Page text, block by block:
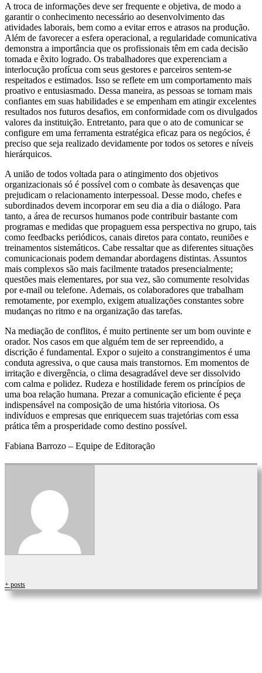
A troca de informações deve ser frequente e objetiva, de modo a
garantir o conhecimento necessário ao desenvolvimento das
atividades laborais, bem como a evitar erros e atrasos na produção.
Além de favorecer a esfera operacional, a regularidade comunicativa
demonstra a importância que os profissionais têm em cada decisão
tomada e êxito logrado. Os trabalhadores que experenciam a
interlocução profícua com seus gestores e parceiros sentem-se
respeitados e estimados. Isso se reflete em um comportamento mais
proativo e entusiasmado. Dessa maneira, as pessoas se tornam mais
confiantes em suas habilidades e se empenham em atingir excelentes
resultados nos futuros desafios, em conformidade com os divulgados
valores da instituição. Entretanto, para que o ato de comunicar se
configure em uma ferramenta estratégica eficaz para os negócios, é
preciso que seja realizado devidamente por todos os setores e níveis
hierárquicos.
A união de todos voltada para o atingimento dos objetivos
organizacionais só é possível com o combate às desavenças que
prejudicam o relacionamento interpessoal. Desse modo, chefes e
subordinados devem incorporar em seu dia a dia o diálogo. Para
tanto, a área de recursos humanos pode contribuir bastante com
programas e medidas que propaguem essa perspectiva no grupo, tais
como feedbacks periódicos, canais diretos para contato, reuniões e
treinamentos sistemáticos. Cabe ressaltar que as diferentes situações
comunicacionais podem demandar abordagens distintas. Assuntos
mais complexos são mais facilmente tratados presencialmente;
questões mais elementares, por sua vez, são comumente resolvidas
por e-mail ou telefone. Ademais, os colaboradores que trabalham
remotamente, por exemplo, exigem atualizações constantes sobre
mudanças no ritmo e na organização das tarefas.
Na mediação de conflitos, é muito pertinente ser um bom ouvinte e
orador. Nos casos em que alguém tem de ser repreendido, a
discrição é fundamental. Expor o sujeito a constrangimentos é uma
conduta agressiva, o que causa mais transtornos. Em momentos de
irritação e divergência, o clima desagradável deve ser dissolvido
com calma e polidez. Rudeza e hostilidade ferem os princípios de
uma boa relação humana. Prezar a comunicação eficiente é peça
indispensável na composição de uma história vitoriosa. Os
indivíduos e empresas que enriquecem suas trajetórias com essa
prática têm a prosperidade como destino possível.
Fabiana Barrozo – Equipe de Editoração
+ posts